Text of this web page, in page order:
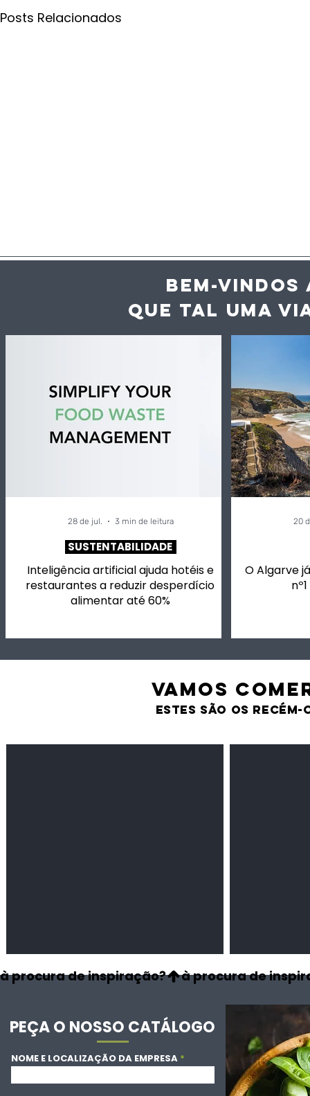
Posts Relacionados
Entrevista: “Pequenos
abusos” de temperatura
“podem transformar
rapidamente alimentos
perigosos”
IN Loco |
do “Prato
boa-
pela EU
BEM-VINDOS
QUE TAL UMA
Inteligência artificial ajuda hotéis e
restaurantes a reduzir desperdício
alimentar até 60%
SUSTENTABILIDADE
28 de jul. 3 min de leitura
O Algarve
20
VAMOS
estes são os recém-
à procura de inspiração?
PEÇA O NOSSO CATÁLOGO
NOME E LOCALIZAÇÃO DA EMPRESA